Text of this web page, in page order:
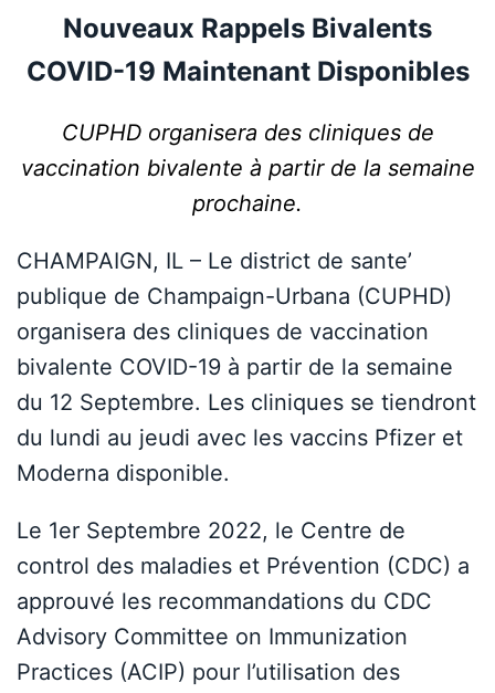
Nouveaux Rappels Bivalents
COVID-19 Maintenant Disponibles
CUPHD organisera des cliniques de
vaccination bivalente à partir de la semaine
prochaine.
CHAMPAIGN, IL – Le district de sante’
publique de Champaign-Urbana (CUPHD)
organisera des cliniques de vaccination
bivalente COVID-19 à partir de la semaine
du 12 Septembre. Les cliniques se tiendront
du lundi au jeudi avec les vaccins Pfizer et
Moderna disponible.
Le 1er Septembre 2022, le Centre de
control des maladies et Prévention (CDC) a
approuvé les recommandations du CDC
Advisory Committee on Immunization
Practices (ACIP) pour l’utilisation des